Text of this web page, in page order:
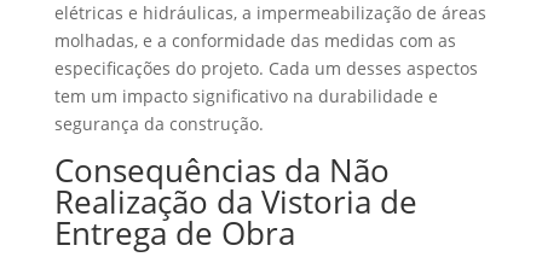
elétricas e hidráulicas, a impermeabilização de áreas
molhadas, e a conformidade das medidas com as
especificações do projeto. Cada um desses aspectos
tem um impacto significativo na durabilidade e
segurança da construção.
Consequências da Não
Realização da Vistoria de
Entrega de Obra